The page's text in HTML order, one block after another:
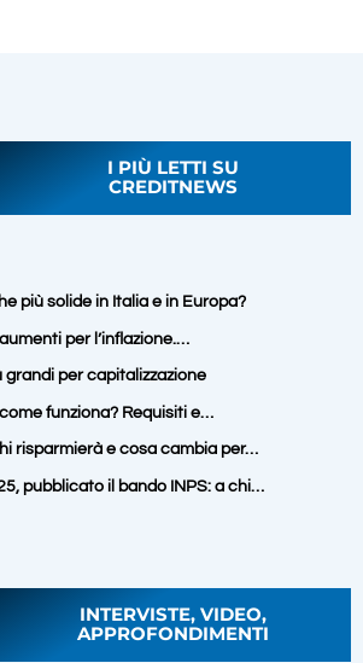
I PIÙ LETTI SU
CREDITNEWS
più solide in Italia e in Europa?
per l’inflazione.…
grandi per capitalizzazione
funziona? Requisiti e…
risparmierà e cosa cambia per…
pubblicato il bando INPS: a chi…
INTERVISTE, VIDEO,
APPROFONDIMENTI